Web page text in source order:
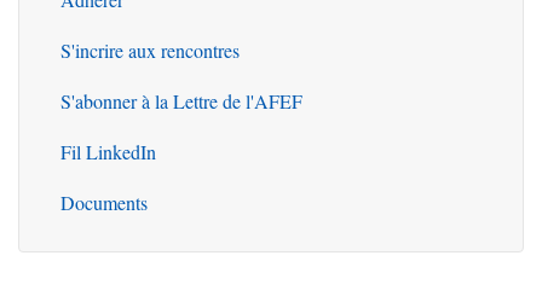
S'incrire aux rencontres
S'abonner à la Lettre de l'AFEF
Fil LinkedIn
Documents